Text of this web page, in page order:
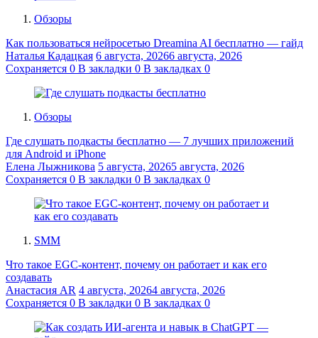
Обзоры
Как пользоваться нейросетью Dreamina AI бесплатно — гайд
Наталья Кадацкая 6 августа, 20266 августа, 2026
Сохраняется 0 В закладки 0 В закладках 0
Обзоры
Где слушать подкасты бесплатно — 7 лучших приложений
для Android и iPhone
Елена Лыжникова 5 августа, 20265 августа, 2026
Сохраняется 0 В закладки 0 В закладках 0
SMM
Что такое EGC-контент, почему он работает и как его
создавать
Анастасия AR 4 августа, 20264 августа, 2026
Сохраняется 0 В закладки 0 В закладках 0